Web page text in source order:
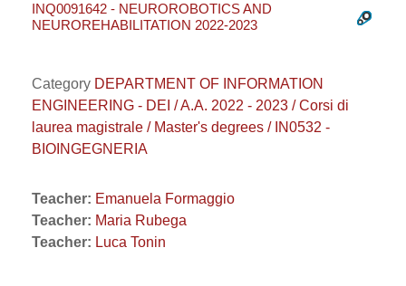
INQ0091642 - NEUROROBOTICS AND
NEUROREHABILITATION 2022-2023
Category DEPARTMENT OF INFORMATION
ENGINEERING - DEI / A.A. 2022 - 2023 / Corsi di
laurea magistrale / Master's degrees / IN0532 -
BIOINGEGNERIA
Teacher: Emanuela Formaggio
Teacher: Maria Rubega
Teacher: Luca Tonin